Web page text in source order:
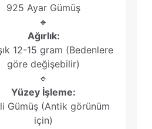
925 Ayar Gümüş
🔹
Ağırlık:
12-15 gram (Bedenlere
göre değişebilir)
🔹
Yüzey İşleme:
Gümüş (Antik görünüm
için)